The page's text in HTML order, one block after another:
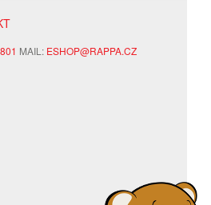
MAIL: ESHOP@RAPPA.CZ